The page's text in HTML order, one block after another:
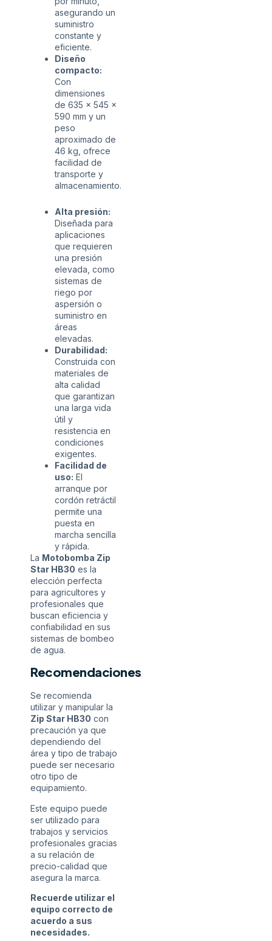
asegurando un
suministro
constante y
eficiente.
Diseño
compacto:
Con
dimensiones
de 635 x 545 x
590 mm y un
peso
aproximado de
46 kg, ofrece
facilidad de
transporte y
almacenamiento.
Alta presión:
Diseñada para
aplicaciones
que requieren
una presión
elevada, como
sistemas de
riego por
aspersión o
suministro en
áreas
elevadas.
Durabilidad:
Construida con
materiales de
alta calidad
que garantizan
una larga vida
útil y
resistencia en
condiciones
exigentes.
Facilidad de
uso: El
arranque por
cordón retráctil
permite una
puesta en
marcha sencilla
y rápida.
La Motobomba Zip
Star HB30 es la
elección perfecta
para agricultores y
profesionales que
buscan eficiencia y
confiabilidad en sus
sistemas de bombeo
de agua.
Recomendaciones
Se recomienda
utilizar y manipular la
Zip Star HB30 con
precaución ya que
dependiendo del
área y tipo de trabajo
puede ser necesario
otro tipo de
equipamiento.
Este equipo puede
ser utilizado para
trabajos y servicios
profesionales gracias
a su relación de
precio-calidad que
asegura la marca.
Recuerde utilizar el
equipo correcto de
acuerdo a sus
necesidades.